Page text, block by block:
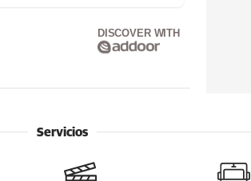
DISCOVER WITH
Servicios